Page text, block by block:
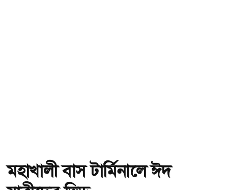
মহাখালী বাস টার্মিনালে ঈদ